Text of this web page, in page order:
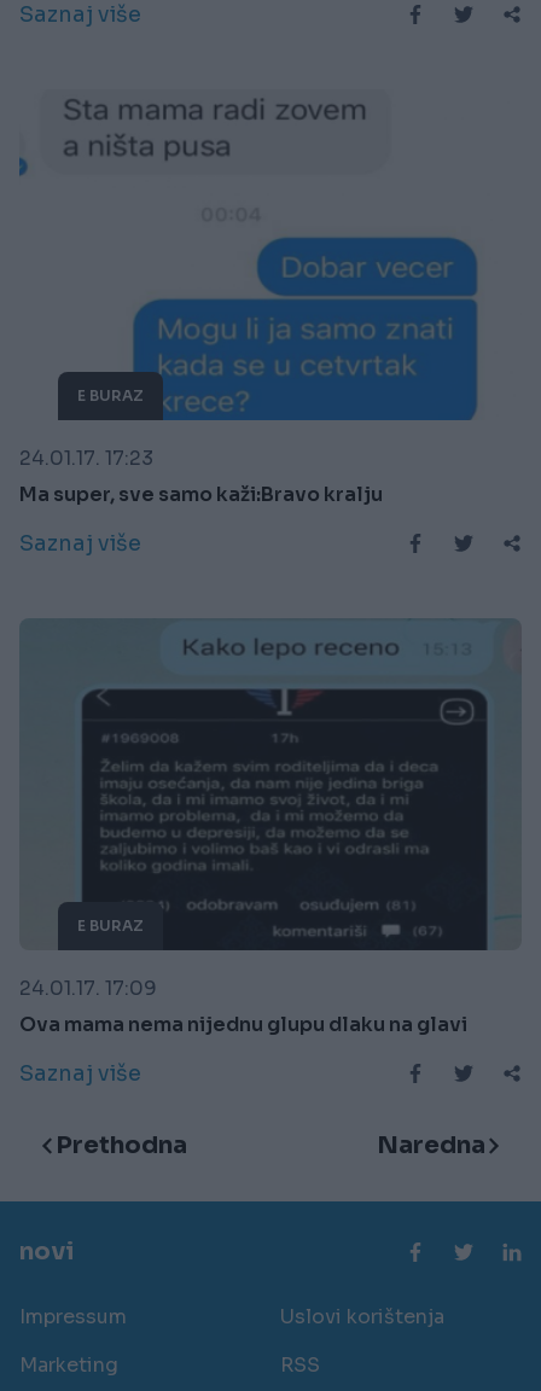
Saznaj više
E BURAZ
24.01.17. 17:23
Ma super, sve samo kaži:Bravo kralju
Saznaj više
E BURAZ
24.01.17. 17:09
Ova mama nema nijednu glupu dlaku na glavi
Saznaj više
Prethodna Naredna
novi
Impressum
Uslovi korištenja
Marketing
RSS